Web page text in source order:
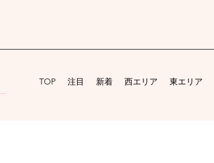
TOP 注目 新着 西エリア 東エリア